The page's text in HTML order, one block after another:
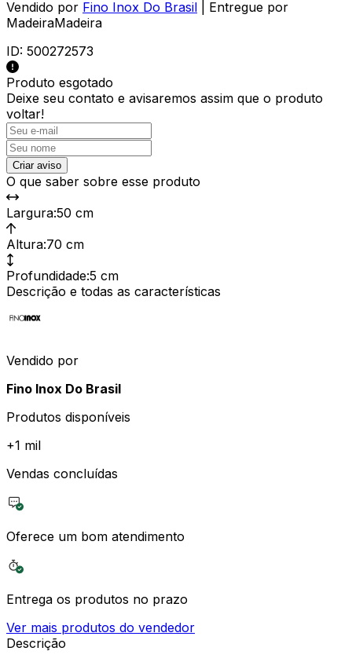
Vendido por Fino Inox Do Brasil
| Entregue por
MadeiraMadeira
ID: 500272573
Produto esgotado
Deixe seu contato e avisaremos assim que o produto
voltar!
Criar aviso
O que saber sobre esse produto
Largura:50 cm
Altura:70 cm
Profundidade:5 cm
Descrição e todas as características
Vendido por
Fino Inox Do Brasil
Produtos disponíveis
+1 mil
Vendas concluídas
Oferece um bom atendimento
Entrega os produtos no prazo
Ver mais produtos do vendedor
Descrição